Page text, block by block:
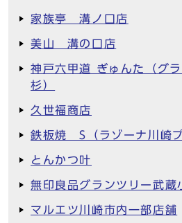
家族亭 溝ノ口店
美山 溝の口店
神戸六甲道 ぎゅんた（グ
杉）
久世福商店
鉄板焼 S（ラゾーナ川崎プ
とんかつ叶
無印良品グランツリー武蔵
マルエツ川崎市内一部店舗